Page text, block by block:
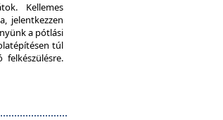
Kellemes
jelentkezzen
a pótlási
túl